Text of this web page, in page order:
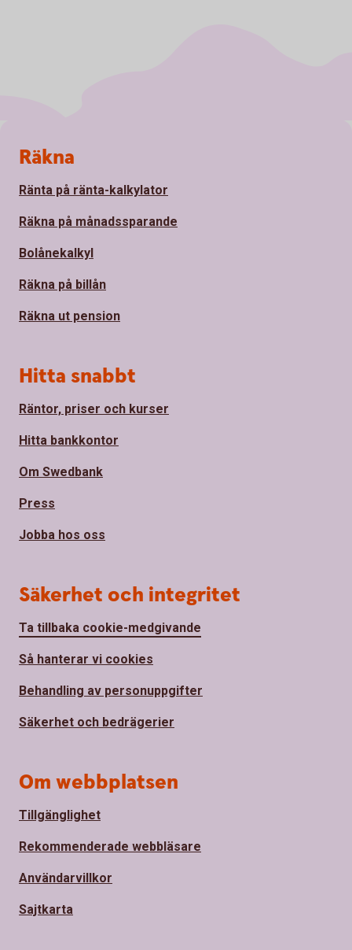
Sidfot
Räkna
Ränta på ränta-kalkylator
Räkna på månadssparande
Bolånekalkyl
Räkna på billån
Räkna ut pension
Hitta snabbt
Räntor, priser och kurser
Hitta bankkontor
Om Swedbank
Press
Jobba hos oss
Säkerhet och integritet
Ta tillbaka cookie-medgivande
Så hanterar vi cookies
Behandling av personuppgifter
Säkerhet och bedrägerier
Om webbplatsen
Tillgänglighet
Rekommenderade webbläsare
Användarvillkor
Sajtkarta